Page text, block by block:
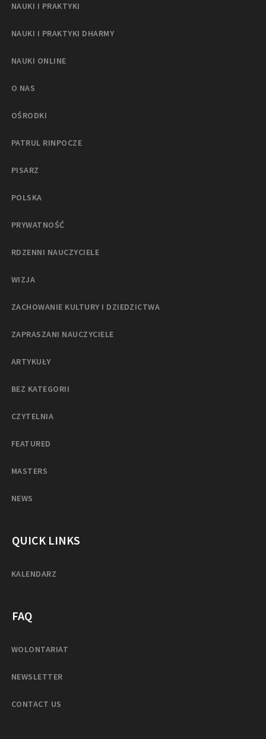
NAUKI I PRAKTYKI
NAUKI I PRAKTYKI DHARMY
NAUKI ONLINE
O NAS
OŚRODKI
PATRUL RINPOCZE
PISARZ
POLSKA
PRYWATNOŚĆ
RDZENNI NAUCZYCIELE
WIZJA
ZACHOWANIE KULTURY I DZIEDZICTWA
ZAPRASZANI NAUCZYCIELE
ARTYKUŁY
BEZ KATEGORII
CZYTELNIA
FEATURED
MASTERS
NEWS
QUICK LINKS
KALENDARZ
FAQ
WOLONTARIAT
NEWSLETTER
CONTACT US